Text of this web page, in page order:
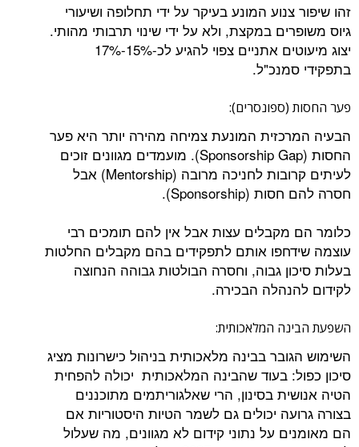
זהו שיפור צנוע המונע בעיקר על ידי תחלופה ושיעורי
גיוס משופרים במקצת, ולא על ידי שינוי תרבותי מהותי.
יצוג מיעוטים אתניים צפוי להגיע לכ-15%-17%
בתפקידי סמנכ"ל.
פער החסות (ספונסרים):
הבעיה המרכזית המונעת צמיחה מהירה יותר היא פער
החסות (Sponsorship Gap). מועמדים מגוונים זוכים
לעיתים קרובות לחניכה מרובה (Mentorship) אבל
חסרה להם חסות (Sponsorship).
כלומר הם מקבלים עצות אבל אין להם תומכים רבי
עוצמה שידחפו אותם לתפקידים בהם מקבלים החלטות
בעלות סיכון גבוה, וחסרה הבולטות גבוהה הנחוצה
לקידום להנהלה הבכירה.
השפעת הבינה המלאכותית:
השימוש הגובר בבינה מלאכותית בניהול כישרונות מציג
סיכון כפול: בעוד שהבינה המלאכותית יכולה להפחית
הטיה אנושית בסינון, הרי שאלגוריתמים מתוכננים
בצורה גרועה יכולים גם לשמר הטיות היסטוריות אם
הם מאומנים על נתוני קידום לא מגוונים, מה שעלול